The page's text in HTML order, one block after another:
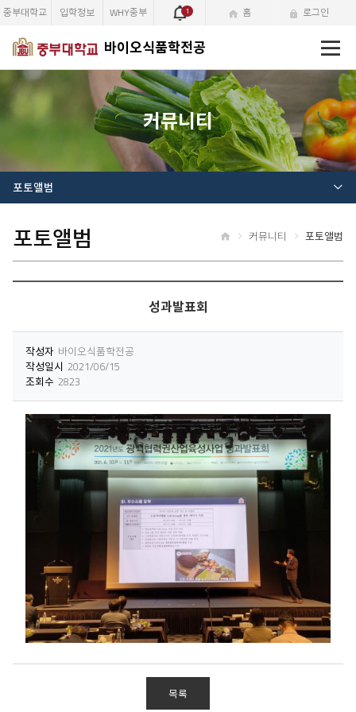
바이오식품학전공
메
뉴
중부대학교 입학정보 WHY중부 1 홈 로그인
커뮤니티
포토앨범
포토앨범 커뮤니티 포토앨범
성과발표회
작성자 바이오식품학전공
작성일시 2021/06/15
조회수 2823
목록